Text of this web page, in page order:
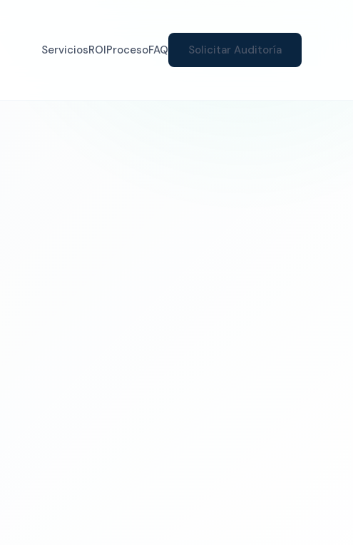
ServiciosROIProcesoFAQ Solicitar Auditoría